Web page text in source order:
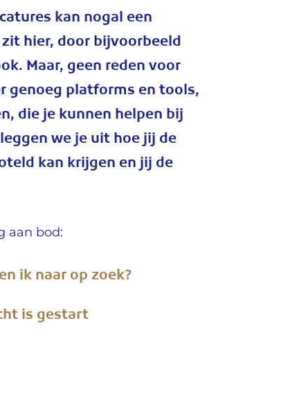
kan nogal een
hier, door bijvoorbeeld
Maar, geen reden voor
genoeg platforms en tools,
die je kunnen helpen bij
we je uit hoe jij de
kan krijgen en jij de
aan bod:
ik naar op zoek?
is gestart